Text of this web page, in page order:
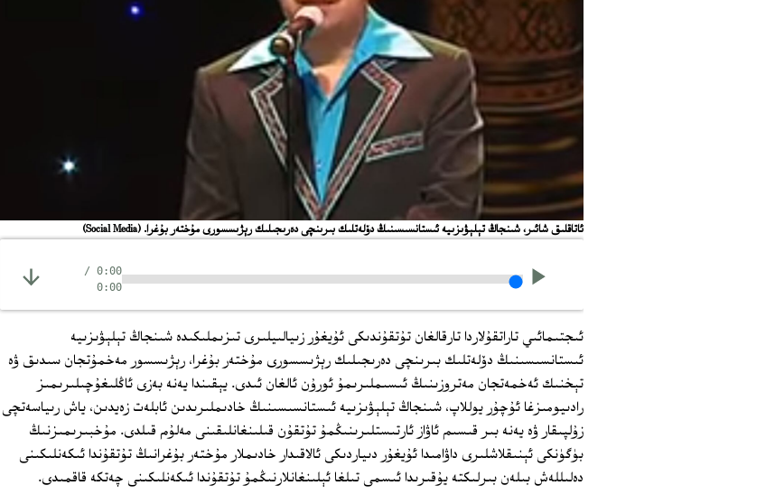
ئاتاقلىق شائىر، شىنجاڭ تېلېۋىزىيە ئىستانسىسىنىڭ دۆلەتلىك بىرىنچى دەرىجىلىك رېژىسسورى مۇختەر بۇغرا. (Social Media)
0:00
/
0:00
ئىجتىمائىي تاراتقۇلاردا تارقالغان تۇتقۇندىكى ئۇيغۇر زىيالىيلىرى تىزىملىكىدە شىنجاڭ تېلېۋىزىيە
ئىستانسىسىنىڭ دۆلەتلىك بىرىنچى دەرىجىلىك رېژىسسورى مۇختەر بۇغرا، رېژىسسور مەخمۇتجان سىدىق ۋە
تېخنىك ئەخمەتجان مەتروزىنىڭ ئىسىملىرىمۇ ئورۇن ئالغان ئىدى. يېقىندا يەنە بەزى ئاڭلىغۇچىلىرىمىز
رادىيومىزغا ئۇچۇر يوللاپ، شىنجاڭ تېلېۋىزىيە ئىستانسىسىنىڭ خادىملىرىدىن ئابلەت زەيدىن، ياش رىياسەتچى
زۇلپىقار ۋە يەنە بىر قىسىم ئاۋاز ئارتىستلىرىنىڭمۇ تۇتقۇن قىلىنغانلىقىنى مەلۇم قىلدى. مۇخبىرىمىزنىڭ
بۈگۈنكى ئېنىقلاشلىرى داۋامىدا ئۇيغۇر دىياردىكى ئالاقىدار خادىملار مۇختەر بۇغرانىڭ تۇتقۇندا ئىكەنلىكىنى
دەلىللەش بىلەن بىرلىكتە يۇقىرىدا ئىسمى تىلغا ئېلىنغانلارنىڭمۇ تۇتقۇندا ئىكەنلىكىنى چەتكە قاقمىدى.